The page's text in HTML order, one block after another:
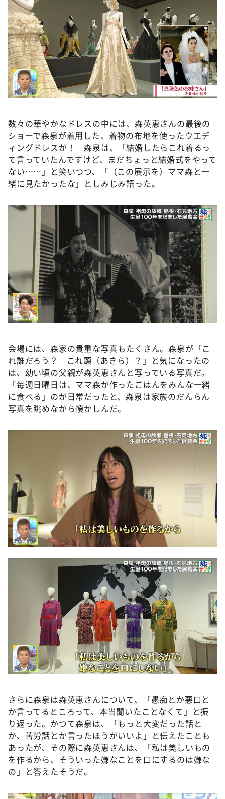
数々の華やかなドレスの中には、森英恵さんの最後の
ショーで森泉が着用した、着物の布地を使ったウエデ
ィングドレスが！ 森泉は、「結婚したらこれ着るっ
て言っていたんですけど、まだちょっと結婚式をやって
ない……」と笑いつつ、「（この展示を）ママ森と一
緒に見たかったな」としみじみ語った。
会場には、森家の貴重な写真もたくさん。森泉が「こ
れ誰だろう？ これ顕（あきら）？」と気になったの
は、幼い頃の父親が森英恵さんと写っている写真だ。
「毎週日曜日は、ママ森が作ったごはんをみんな一緒
に食べる」のが日常だったと、森泉は家族のだんらん
写真を眺めながら懐かしんだ。
さらに森泉は森英恵さんについて、「愚痴とか悪口と
か言ってるところって、本当聞いたことなくて」と振
り返った。かつて森泉は、「もっと大変だった話と
か、苦労話とか言ったほうがいいよ」と伝えたことも
あったが、その際に森英恵さんは、「私は美しいもの
を作るから、そういった嫌なことを口にするのは嫌な
の」と答えたそうだ。